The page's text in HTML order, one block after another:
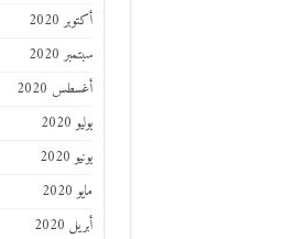
أكتوبر 2020
سبتمبر 2020
أغسطس 2020
يوليو 2020
يونيو 2020
مايو 2020
أبريل 2020